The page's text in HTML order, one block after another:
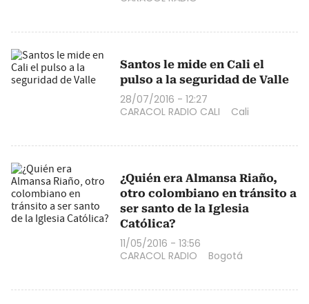
Santos le mide en Cali el
pulso a la seguridad de Valle
28/07/2016 - 12:27
CARACOL RADIO CALI
Cali
¿Quién era Almansa Riaño,
otro colombiano en tránsito a
ser santo de la Iglesia
Católica?
11/05/2016 - 13:56
CARACOL RADIO
Bogotá